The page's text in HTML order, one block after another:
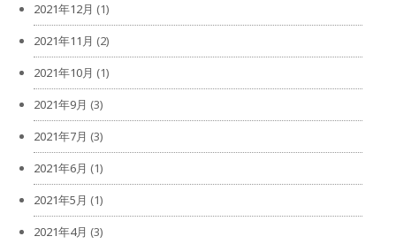
2021年12月 (1)
2021年11月 (2)
2021年10月 (1)
2021年9月 (3)
2021年7月 (3)
2021年6月 (1)
2021年5月 (1)
2021年4月 (3)